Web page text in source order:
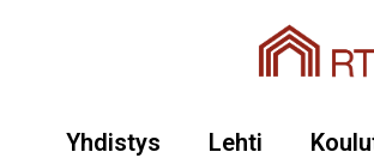
Yhdistys Lehti